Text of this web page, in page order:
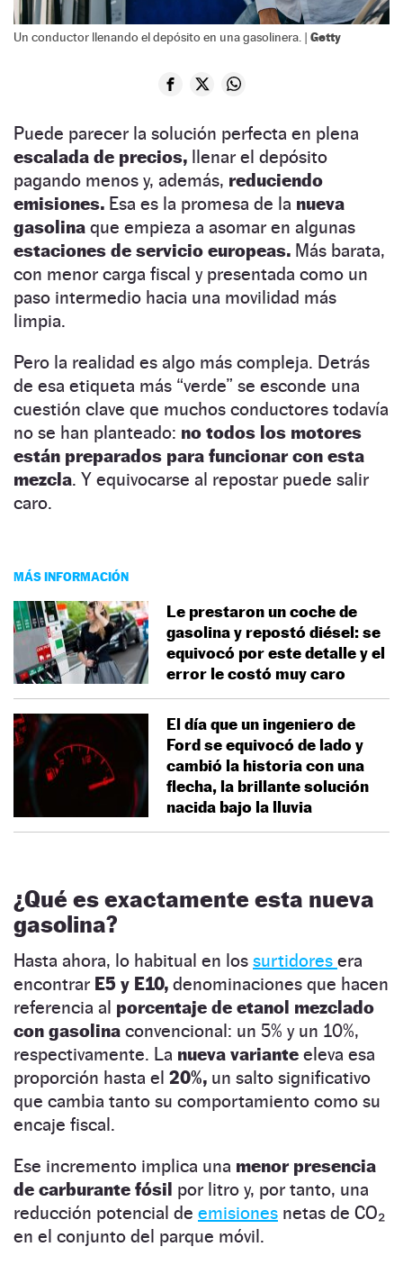
Un conductor llenando el depósito en una gasolinera. | Getty
Puede parecer la solución perfecta en plena
escalada de precios, llenar el depósito
pagando menos y, además, reduciendo
emisiones. Esa es la promesa de la nueva
gasolina que empieza a asomar en algunas
estaciones de servicio europeas. Más barata,
con menor carga fiscal y presentada como un
paso intermedio hacia una movilidad más
limpia.
Pero la realidad es algo más compleja. Detrás
de esa etiqueta más “verde” se esconde una
cuestión clave que muchos conductores todavía
no se han planteado: no todos los motores
están preparados para funcionar con esta
mezcla. Y equivocarse al repostar puede salir
caro.
MÁS INFORMACIÓN
Le prestaron un coche de
gasolina y repostó diésel: se
equivocó por este detalle y el
error le costó muy caro
El día que un ingeniero de
Ford se equivocó de lado y
cambió la historia con una
flecha, la brillante solución
nacida bajo la lluvia
¿Qué es exactamente esta nueva
gasolina?
Hasta ahora, lo habitual en los surtidores era
encontrar E5 y E10, denominaciones que hacen
referencia al porcentaje de etanol mezclado
con gasolina convencional: un 5% y un 10%,
respectivamente. La nueva variante eleva esa
proporción hasta el 20%, un salto significativo
que cambia tanto su comportamiento como su
encaje fiscal.
Ese incremento implica una menor presencia
de carburante fósil por litro y, por tanto, una
reducción potencial de emisiones netas de CO₂
en el conjunto del parque móvil.